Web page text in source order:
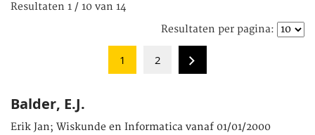
Resultaten 1 / 10 van 14
Resultaten per pagina:
1 2
Balder, E.J.
Erik Jan; Wiskunde en Informatica vanaf 01/01/2000